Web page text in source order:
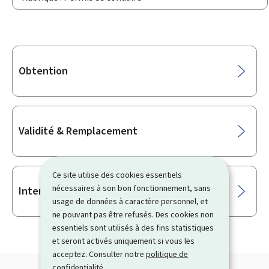
Ce site utilise des cookies essentiels
nécessaires à son bon fonctionnement, sans
usage de données à caractère personnel, et
ne pouvant pas être refusés. Des cookies non
essentiels sont utilisés à des fins statistiques
et seront activés uniquement si vous les
acceptez. Consulter notrepolitique de
Sous-
Obtention
Validité & Remplacement
International